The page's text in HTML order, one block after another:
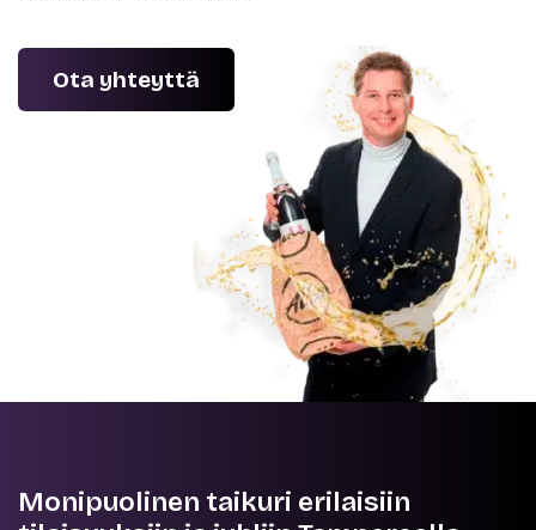
Ota yhteyttä
Monipuolinen taikuri erilaisiin